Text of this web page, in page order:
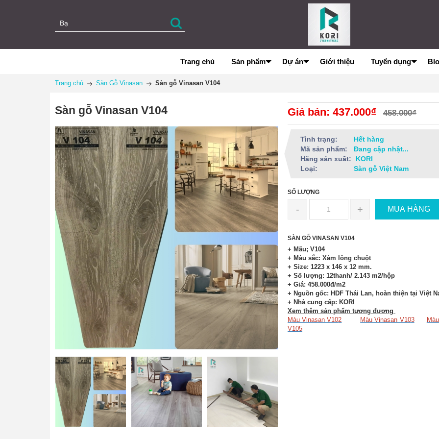
Trang chủ Sản phẩm Dự án Giới thiệu Tuyển dụng
Trang chủ Sàn Gỗ Vinasan Sàn gỗ Vinasan V104
Sàn gỗ Vinasan V104 Giá bán: 437.000₫ 458.000₫
Tình trạng:
Hết hàng
Mã sản phẩm:
Đang cập nhật...
Hãng sản xuất:
KORI
Loại:
Sàn gỗ Việt Nam
SỐ LƯỢNG
- + MUA HÀNG
SÀN GỖ VINASAN V104
+ Mãu; V104
+ Màu sắc: Xám lông chuột
+ Size: 1223 x 146 x 12 mm.
+ Số lượng: 12thanh/ 2.143 m2/hộp
+ Giá: 458.000đ/m2
+ Nguồn gốc: HDF Thái Lan, hoàn thiện tại Việt
+ Nhà cung cấp: KORI
Xem thêm sản phẩm tương đương
Màu Vinasan V102 Màu Vinasan V103
V105